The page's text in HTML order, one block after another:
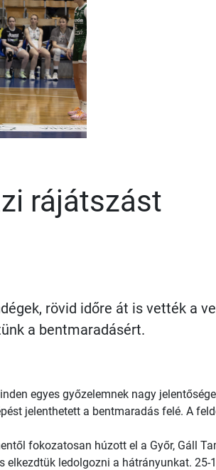
rájátszást
rövid időre át is vették a
a bentmaradásért.
egyes győzelemnek nagy
jelenthetett a bentmaradás felé. A
fokozatosan húzott el a Győr, Gáll
ledolgozni a hátrányunkat. 25-